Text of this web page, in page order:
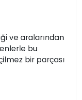
ve aralarından
bu
bir parçası